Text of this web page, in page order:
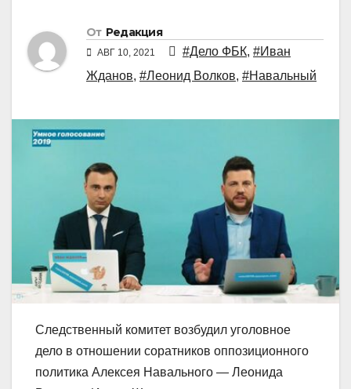
От Редакция
АВГ 10, 2021 #Дело ФБК, #Иван
Жданов, #Леонид Волков, #Навальный
Следственный комитет возбудил уголовное
дело в отношении соратников оппозиционного
политика Алексея Навального — Леонида